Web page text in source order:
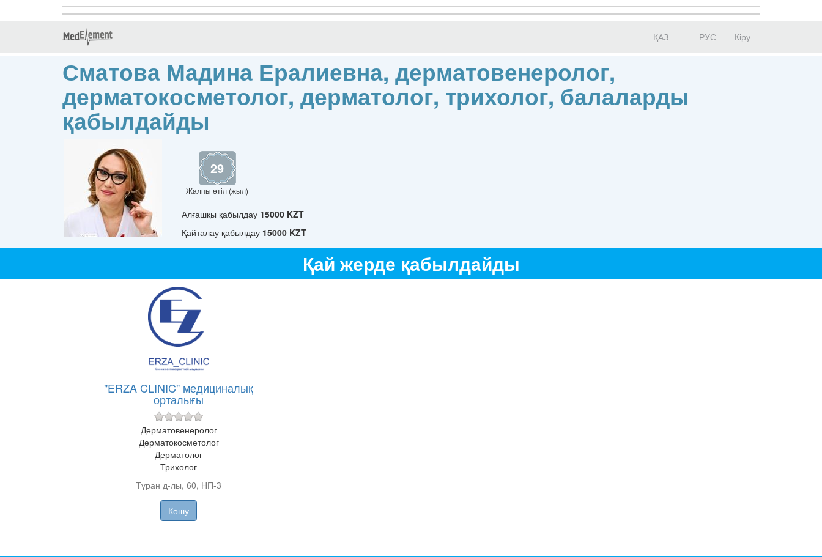
ҚАЗ РУС Кіру
Сматова Мадина Ералиевна, дерматовенеролог,
дерматокосметолог, дерматолог, трихолог, балаларды
қабылдайды
29
Жалпы өтіл (жыл)
Алғашқы қабылдау 15000 KZT
Қайталау қабылдау 15000 KZT
Қай жерде қабылдайды
"ERZA CLINIC" медициналық
орталығы
Дерматовенеролог
Дерматокосметолог
Дерматолог
Трихолог
Тұран д-лы, 60, НП-3
Көшу